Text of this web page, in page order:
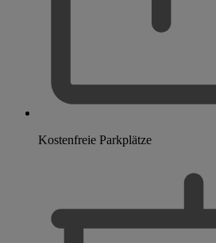
Kostenfreie Parkplätze